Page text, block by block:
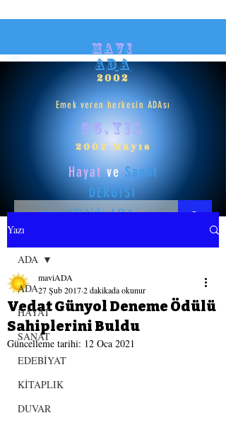
mavi
ADA
2002
Emek veren herkesin ADAsı
25.yıl
2002 Mayıs
HayatveSanat
DERGİSİ
GİRİŞ YAP
Yazı
ADA
HAYAT
SANAT
EDEBİYAT
KİTAPLIK
DUVAR
ADA
Vedat Günyol Deneme Ödülü
Sahiplerini Buldu
maviADA
27 Şub 20172 dakikada okunur
Güncelleme tarihi: 12 Oca 2021